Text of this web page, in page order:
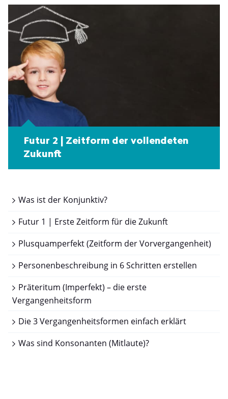
Futur 2 | Zeitform der vollendeten
Zukunft
Was ist der Konjunktiv?
Futur 1 | Erste Zeitform für die Zukunft
Plusquamperfekt (Zeitform der Vorvergangenheit)
Personenbeschreibung in 6 Schritten erstellen
Präteritum (Imperfekt) – die erste
Vergangenheitsform
Die 3 Vergangenheitsformen einfach erklärt
Was sind Konsonanten (Mitlaute)?